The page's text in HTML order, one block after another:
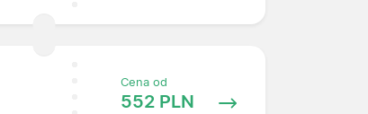
Cena od
552 PLN